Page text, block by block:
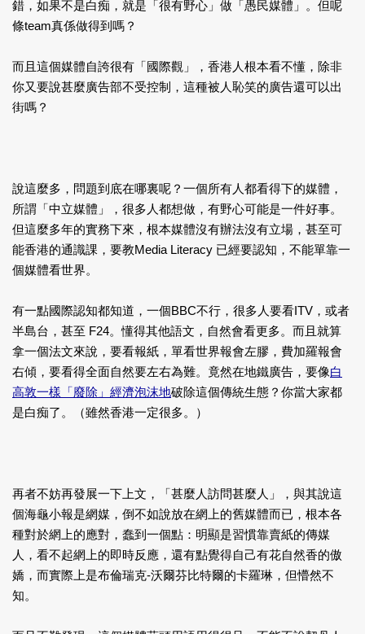
錯，如果不是白痴，就是「很有野心」做「愚民媒體」。但呢
條team真係做得到嗎？
而且這個媒體自誇很有「國際觀」，香港人根本看不懂，除非
你又要說甚麼廣告部不受控制，這種被人恥笑的廣告還可以出
街嗎？
說這麼多，問題到底在哪裏呢？一個所有人都看得下的媒體，
所謂「中立媒體」，很多人都想做，有野心可能是一件好事。
但這麼多年的實務下來，根本媒體沒有辦法沒有立場，甚至可
能香港的通識課，要教Media Literacy 已經要認知，不能單靠一
個媒體看世界。
有一點國際認知都知道，一個BBC不行，很多人要看ITV，或者
半島台，甚至 F24。懂得其他語文，自然會看更多。而且就算
拿一個法文來說，要看報紙，單看世界報會左膠，費加羅報會
右傾，要看得全面自然要左右為難。竟然在地鐵廣告，要像白
高敦一樣「廢除」經濟泡沫地破除這個傳統生態？你當大家都
是白痴了。（雖然香港一定很多。）
再者不妨再發展一下上文，「甚麼人訪問甚麼人」，與其說這
個海龜小報是網媒，倒不如說放在網上的舊媒體而已，根本各
種對於網上的應對，蠢到一個點：明顯是習慣靠賣紙的傳媒
人，看不起網上的即時反應，還有點覺得自己有花自然香的傲
嬌，而實際上是布倫瑞克-沃爾芬比特爾的卡羅琳，但懵然不
知。